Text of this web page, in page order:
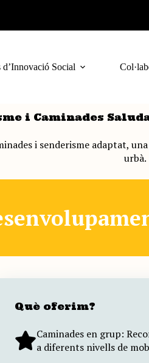
d’Innovació Social
i Caminades
i senderisme adaptat,
urbà.
Què oferim?
Caminades en grup:
a diferents nivells de